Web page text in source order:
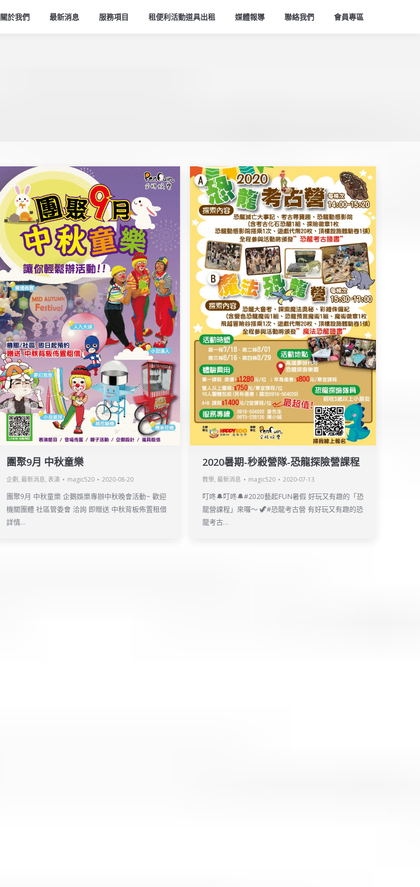
關於我們 最新消息 服務項目 租便利活動道具出租 媒體報導 聯絡我們 會員專區
團聚9月 中秋童樂
企劃 , 最新消息, 表演 magic520 2020-08-20
團聚9月 中秋童樂 企鵝娛樂專辦中秋晚會活動~ 歡迎
機關團體 社區管委會 洽詢 即贈送 中秋背板佈置租借
詳情…
2020暑期-秒殺營隊-恐龍探險營課程
教學, 最新消息 magic520 2020-07-13
叮咚🔔叮咚🔔#2020藝起FUN暑假 好玩又有趣的「恐
龍營課程」來囉～ 🦖#恐龍考古營 有好玩又有趣的恐
龍考古…